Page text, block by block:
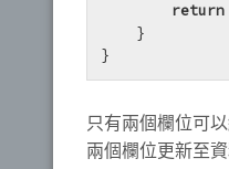
return
}
只有兩個欄位可
兩個欄位更新至